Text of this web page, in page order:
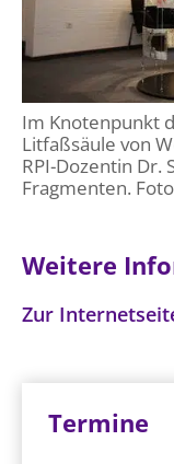
Im Knotenpunkt
Litfaßsäule von
RPI-Dozentin Dr.
Fragmenten.
Weitere
Zur
Termine